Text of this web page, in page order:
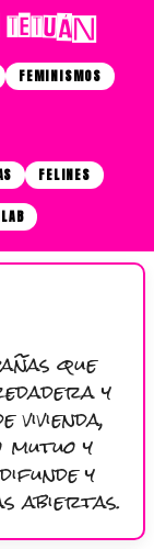
FEMINISMOS
FELINES
que
y
mutuo y
y
abiertas.